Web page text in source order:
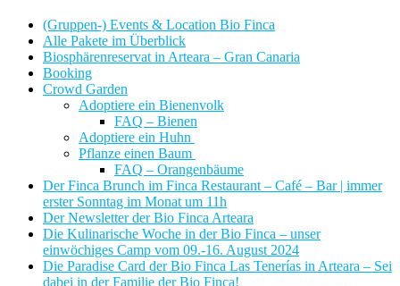
(Gruppen-) Events & Location Bio Finca
Alle Pakete im Überblick
Biosphärenreservat in Arteara – Gran Canaria
Booking
Crowd Garden
Adoptiere ein Bienenvolk
FAQ – Bienen
Adoptiere ein Huhn
Pflanze einen Baum
FAQ – Orangenbäume
Der Finca Brunch im Finca Restaurant – Café – Bar | immer
erster Sonntag im Monat um 11h
Der Newsletter der Bio Finca Arteara
Die Kulinarische Woche in der Bio Finca – unser
einwöchiges Camp vom 09.-16. August 2024
Die Paradise Card der Bio Finca Las Tenerías in Arteara – Sei
dabei in der Familie der Bio Finca!